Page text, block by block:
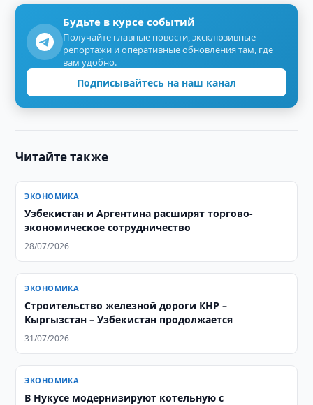
Будьте в курсе событий
Получайте главные новости, эксклюзивные
репортажи и оперативные обновления там, где
вам удобно.
Подписывайтесь на наш канал
Читайте также
ЭКОНОМИКА
Узбекистан и Аргентина расширят торгово-
экономическое сотрудничество
28/07/2026
ЭКОНОМИКА
Строительство железной дороги КНР –
Кыргызстан – Узбекистан продолжается
31/07/2026
ЭКОНОМИКА
В Нукусе модернизируют котельную с